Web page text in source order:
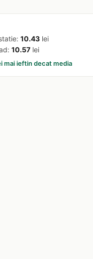
10.43 lei
10.57 lei
mai ieftin decat media